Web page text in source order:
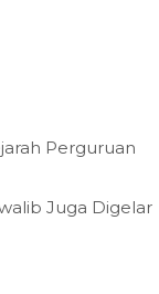
Perguruan
Juga Digelar